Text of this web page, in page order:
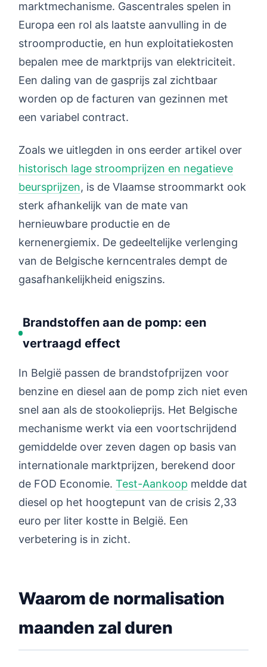
marktmechanisme. Gascentrales spelen in
Europa een rol als laatste aanvulling in de
stroomproductie, en hun exploitatiekosten
bepalen mee de marktprijs van elektriciteit.
Een daling van de gasprijs zal zichtbaar
worden op de facturen van gezinnen met
een variabel contract.
Zoals we uitlegden in ons eerder artikel over
historisch lage stroomprijzen en negatieve
beursprijzen, is de Vlaamse stroommarkt ook
sterk afhankelijk van de mate van
hernieuwbare productie en de
kernenergiemix. De gedeeltelijke verlenging
van de Belgische kerncentrales dempt de
gasafhankelijkheid enigszins.
Brandstoffen aan de pomp: een
vertraagd effect
In België passen de brandstofprijzen voor
benzine en diesel aan de pomp zich niet even
snel aan als de stookolieprijs. Het Belgische
mechanisme werkt via een voortschrijdend
gemiddelde over zeven dagen op basis van
internationale marktprijzen, berekend door
de FOD Economie.Test-Aankoop meldde dat
diesel op het hoogtepunt van de crisis 2,33
euro per liter kostte in België. Een
verbetering is in zicht.
Waarom de normalisation
maanden zal duren